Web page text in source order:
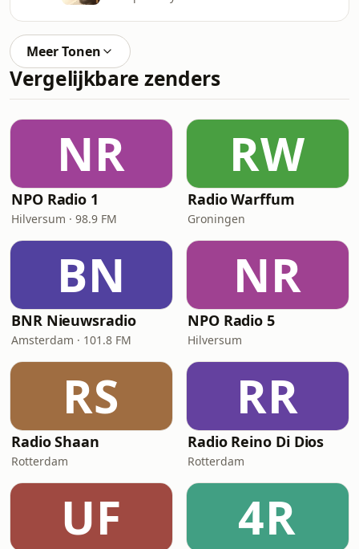
Meer Tonen
Vergelijkbare zenders
NR
NPO Radio 1
Hilversum · 98.9 FM
RW
Radio Warffum
Groningen
BN
BNR Nieuwsradio
Amsterdam · 101.8 FM
NR
NPO Radio 5
Hilversum
RS
Radio Shaan
Rotterdam
RR
Radio Reino Di Dios
Rotterdam
UF 4R